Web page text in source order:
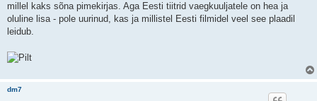
millel kaks sõna pimekirjas. Aga Eesti tiitrid vaegkuuljatele on hea ja
oluline lisa - pole uurinud, kas ja millistel Eesti filmidel veel see plaadil
leidub.
dm7